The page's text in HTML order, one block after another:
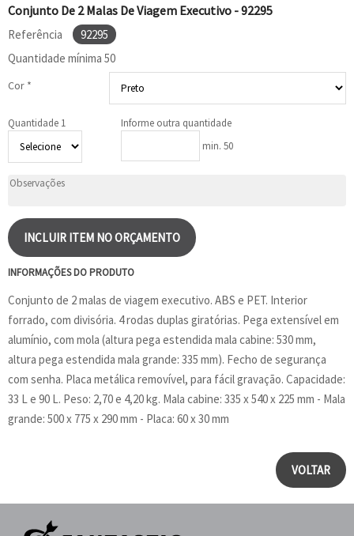
Conjunto De 2 Malas De Viagem Executivo - 92295
Referência
92295
Quantidade mínima 50
Cor *
Quantidade 1
Informe outra quantidade
min. 50
INCLUIR ITEM NO ORÇAMENTO
INFORMAÇÕES DO PRODUTO
Conjunto de 2 malas de viagem executivo. ABS e PET. Interior
forrado, com divisória. 4 rodas duplas giratórias. Pega extensível em
alumínio, com mola (altura pega estendida mala cabine: 530 mm,
altura pega estendida mala grande: 335 mm). Fecho de segurança
com senha. Placa metálica removível, para fácil gravação. Capacidade:
33 L e 90 L. Peso: 2,70 e 4,20 kg. Mala cabine: 335 x 540 x 225 mm - Mala
grande: 500 x 775 x 290 mm - Placa: 60 x 30 mm
VOLTAR